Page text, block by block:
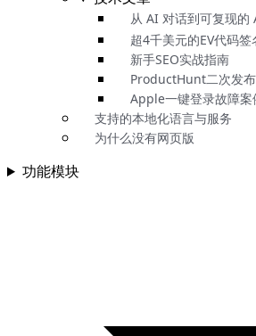
从 AI 对话到可复现的
超4千美元的EV代码签
新手SEO实战指南
ProductHunt二次发
Apple一键登录故障案
支持的本地化语言与服务
为什么没有网页版
功能模块